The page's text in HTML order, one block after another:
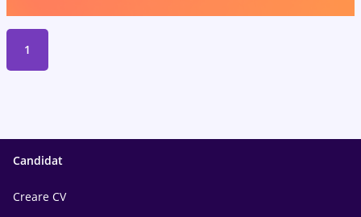
1
Candidat
Creare CV